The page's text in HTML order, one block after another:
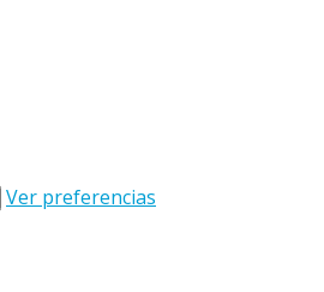
Ver preferencias